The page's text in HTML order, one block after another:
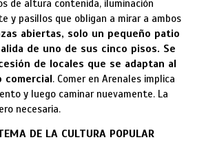
de altura contenida, iluminación
y pasillos que obligan a mirar a ambos
abiertas, solo un pequeño patio
de uno de sus cinco pisos. Se
de locales que se adaptan al
comercial. Comer en Arenales implica
y luego caminar nuevamente. La
necesaria.
DE LA CULTURA POPULAR